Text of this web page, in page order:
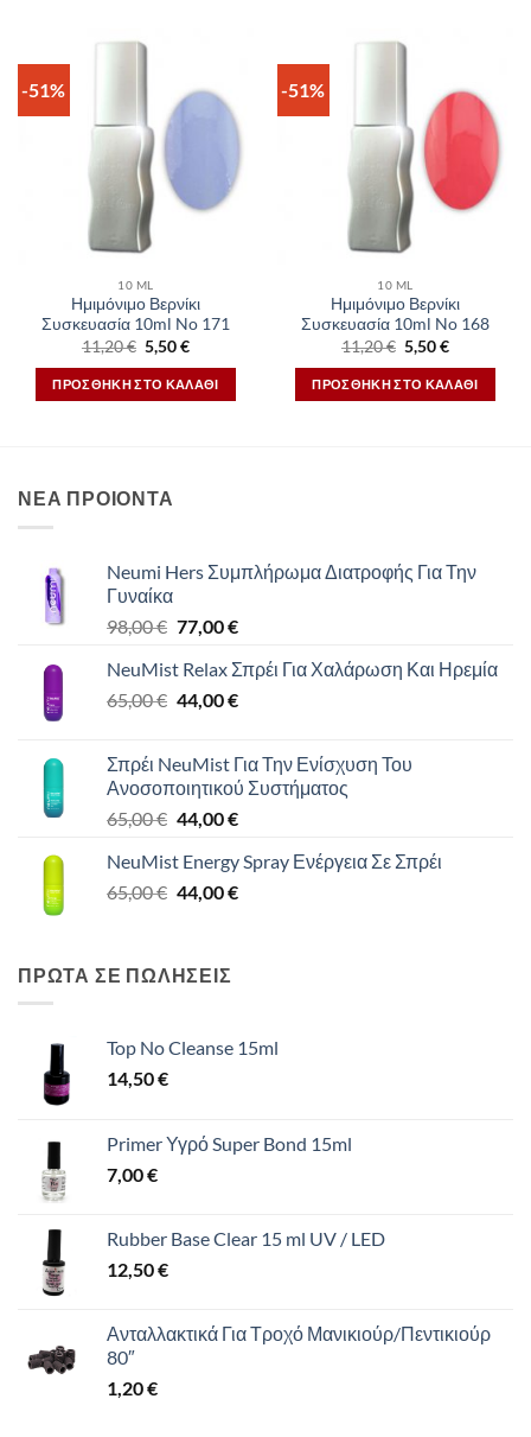
-51%
10 ML
Ημιμόνιμο Βερνίκι
Συσκευασία 10ml No 171
11,20€ Original
price
was:
11,20 €.
5,50€Η
τιμή
είναι:
5,50 €.
ΠΡΟΣΘΉΚΗ ΣΤΟ ΚΑΛΆΘΙ
-51%
10 ML
Ημιμόνιμο Βερνίκι
Συσκευασία 10ml No 168
11,20€ Original
price
was:
11,20 €.
5,50€Η
τιμή
είναι:
5,50 €.
ΠΡΟΣΘΉΚΗ ΣΤΟ ΚΑΛΆΘΙ
ΝΕΑ ΠΡΟΙΟΝΤΑ
Neumi Hers Συμπλήρωμα Διατροφής Για Την
Γυναίκα
98,00€ Original
was:
98,00 €.
77,00€Η
τιμή
είναι:
NeuMist Relax Σπρέι Για Χαλάρωση Και Ηρεμία
65,00€ Original
65,00 €.
44,00€Η
είναι:
44,00 €.
Σπρέι NeuMist Για Την Ενίσχυση Του
Ανοσοποιητικού Συστήματος
65,00€ Original
was:
65,00 €.
44,00€Η
τιμή
είναι:
NeuMist Energy Spray Ενέργεια Σε Σπρέι
65,00€ Original
65,00 €.
44,00€Η
ΠΡΩΤΑ ΣΕ ΠΩΛΗΣΕΙΣ
Top No Cleanse 15ml
14,50€
Primer Υγρό Super Bond 15ml
7,00€
Rubber Base Clear 15 ml UV / LED
12,50€
Ανταλλακτικά Για Τροχό Μανικιούρ/Πεντικιούρ
80″
1,20€